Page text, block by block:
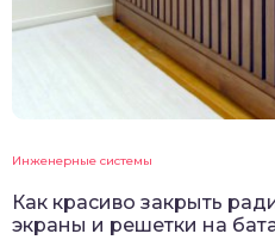
Инженерные системы
Как красиво закрыть
экраны и решетки на